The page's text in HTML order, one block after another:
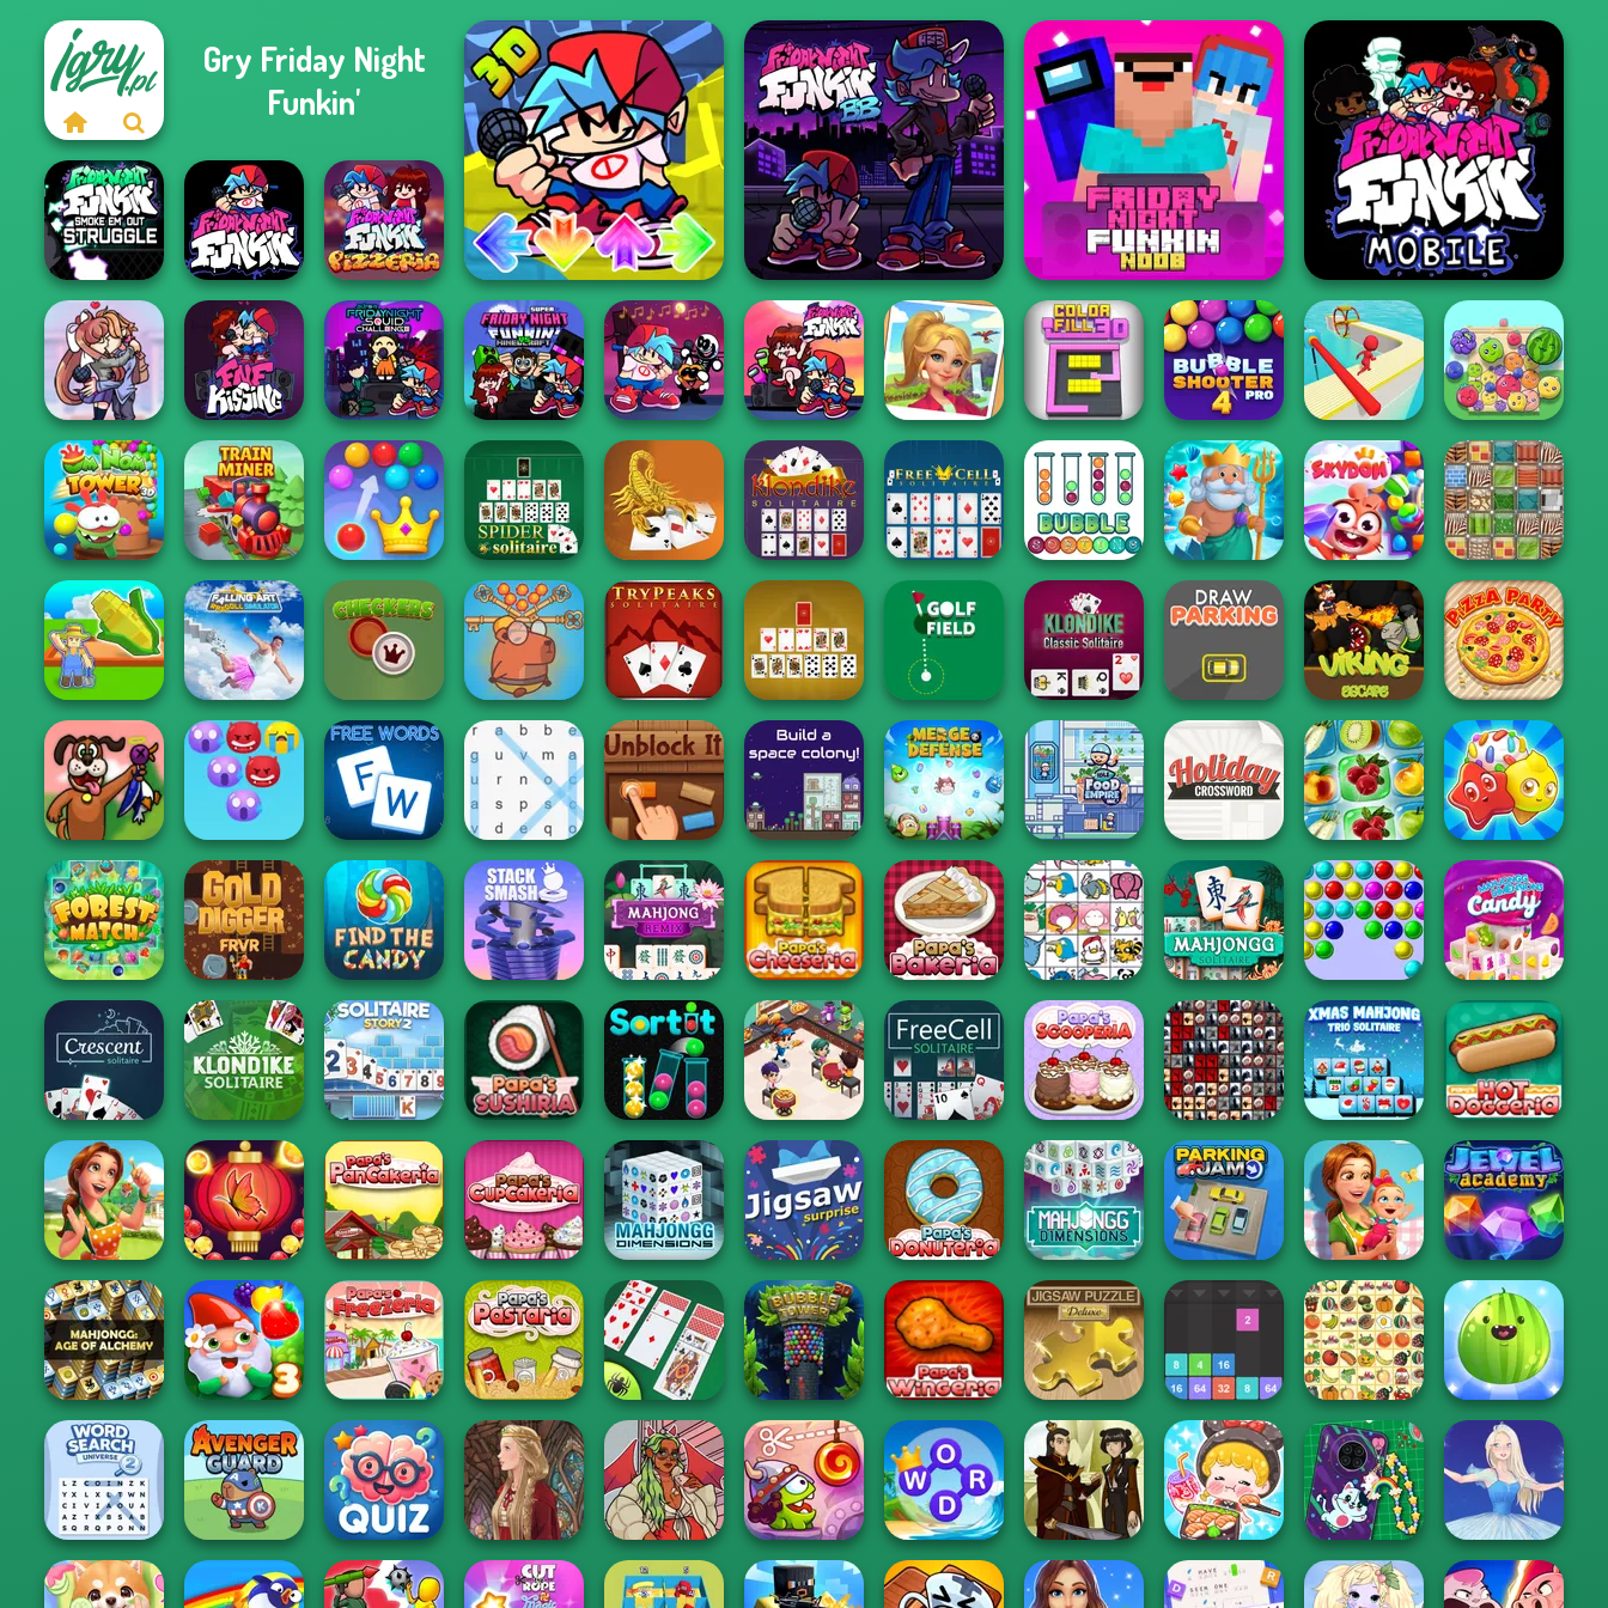
Gry Friday Night
Funkin'
FNF Music 3D
Friday Night Funkin vs Big
Bro...
Friday Night Funkin Noob
Friday Night Funkin': Foned
In...
Friday Night
Funkin VS
Garcell...
Friday Night
Funkin'
FNF Pizzeria
Senpai And
Monika Kissing
FNF - Friday Night
Funkin' Kis...
Super Friday
Night Squid
Chall...
Super Friday
Night Funkin'
vs...
Friday Night
Funkin' Music
Not...
Super Friday
Night Funki
Tropical Merge Color Fill 3D
Bubble Shooter
Pro 4
Fun Race 3D Fruit Party
Om Nom Tower
3D
Train Miner
Royal Bubble
Blast
Spider Solitaire
Scorpion
Solitaire
Klondike
Solitaire Classic
Free Cell Solitaire Bubble Sorting Fish Story Skydom Patterns Link
My Garden
Journey
Falling Art
Ragdoll
Simulator
Checkers
Save Baby
Capybaras: Pull
Pin
Tripeaks Solitaire Pyramid Solitaire Golf Field
Klondike Classic
Solitaire
Draw Parking Viking Escape Pizza Party
Duck Hunter
Emoji Bubble
Shooter
Free Words Word Search Unblock It The Final Earth 2 Merge Defense
Idle Food Empire
Inc.
Holiday
Crossword
Fruit Connect 2 Candy Riddles
Forest Match
Gold Digger
FRVR
Find the Candy Stack Smash Mahjong Remix Papa's Cheeseria Papa's Bakeria Pet Connect
Mahjong
Solitaire
Bubble Game 3
Mahjongg
Dimensions
Candy: 640...
Crescent
Solitaire
Klondike
Solitaire
Solitaire TriPeaks
2
Papa's Sushiria Sort It
Cooking
Restaurant
Kitchen
FreeCell Solitaire
Papa's
Scooperia
Tiles of the
Unexpected
Xmas Mahjong
Trio Solitaire
Papa's Hot
Doggeria
Delicious -
Emily's Home
Sweet...
Bubble Shooter
Butterfly
Papa's
Pancakeria
Papa's
Cupcakeria
Mahjong
Dimensions
Jigsaw Surprise Papa's Donuteria
Mahjong
Dimensions: 640
second...
Parking Jam
Delicious -
Emily's New
Beginn...
Jewel Academy
MahJongg
Alchemy
Garden Tales 3 Papa's Freezeria Papa's Pastaria
Best Classic
Spider Solitaire
Bubble Tower 3D Papa's Wingeria
Jigsaw Puzzle:
Deluxe
Drop The
Number
Kris Mahjong
Put The Fruit
Together